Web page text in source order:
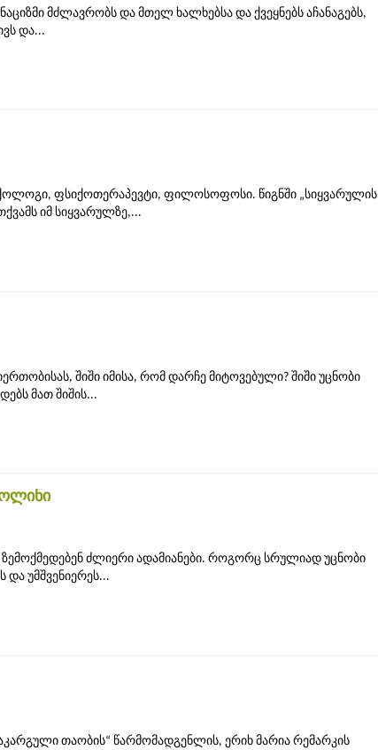
მძლავრობს და მთელ ხალხებსა და ქვეყნებს აჩანაგებს,
და...
ფსიქოთერაპევტი, ფილოსოფოსი. წიგნში „სიყვარულის
იმ სიყვარულზე,...
შიში იმისა, რომ დარჩე მიტოვებული? შიში უცნობი
მათ შიშის...
ძლიერი ადამიანები. როგორც სრულიად უცნობი
უმშვენიერეს...
თაობის“ წარმომადგენლის, ერიხ მარია რემარკის